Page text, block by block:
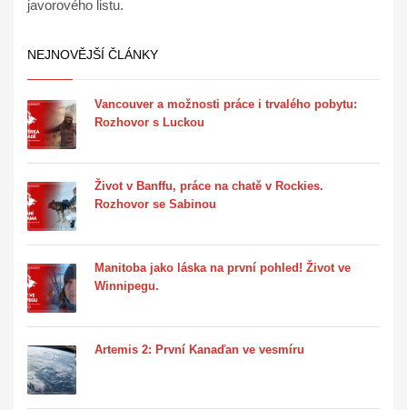
javorového listu.
NEJNOVĚJŠÍ ČLÁNKY
Vancouver a možnosti práce i trvalého pobytu:
Rozhovor s Luckou
Život v Banffu, práce na chatě v Rockies.
Rozhovor se Sabinou
Manitoba jako láska na první pohled! Život ve
Winnipegu.
Artemis 2: První Kanaďan ve vesmíru